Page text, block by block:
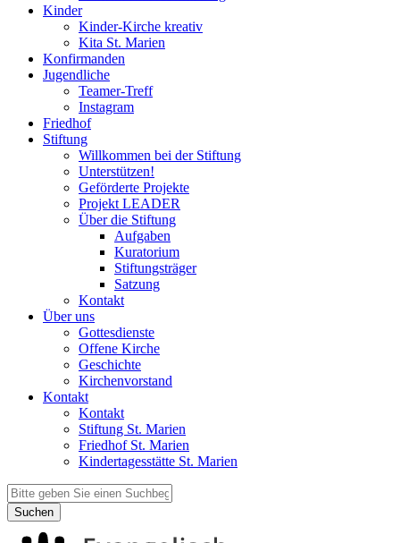
Kinder
Kinder-Kirche kreativ
Kita St. Marien
Konfirmanden
Jugendliche
Teamer-Treff
Instagram
Friedhof
Stiftung
Willkommen bei der Stiftung
Unterstützen!
Geförderte Projekte
Projekt LEADER
Über die Stiftung
Aufgaben
Kuratorium
Stiftungsträger
Satzung
Kontakt
Über uns
Gottesdienste
Offene Kirche
Geschichte
Kirchenvorstand
Kontakt
Kontakt
Stiftung St. Marien
Friedhof St. Marien
Kindertagesstätte St. Marien
Suchen